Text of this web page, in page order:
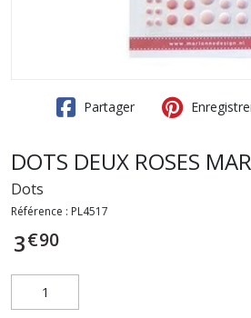
Partager
DOTS DEUX ROSES
Dots
Référence : PL4517
3€90